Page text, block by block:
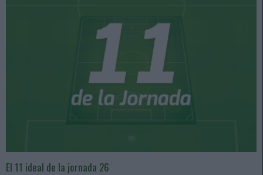
El 11 ideal de la jornada 26